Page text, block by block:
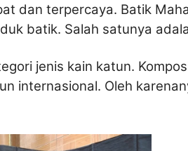
dan terpercaya. Batik
batik. Salah satunya
jenis kain katun.
internasional. Oleh